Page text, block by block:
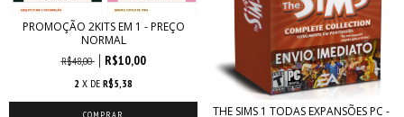
PROMOÇÃO 2KITS EM 1 - PREÇO
NORMAL
R$48,00 R$10,00
2 X DE R$5,38
THE SIMS 1 TODAS EXPANSÕES PC -